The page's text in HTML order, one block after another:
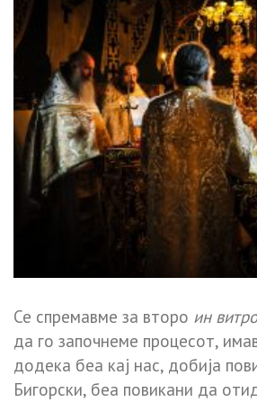
Се спремавме за второ ин витро
да го започнеме процесот,
додека беа кај нас, добија
Бигорски, беа повикани да